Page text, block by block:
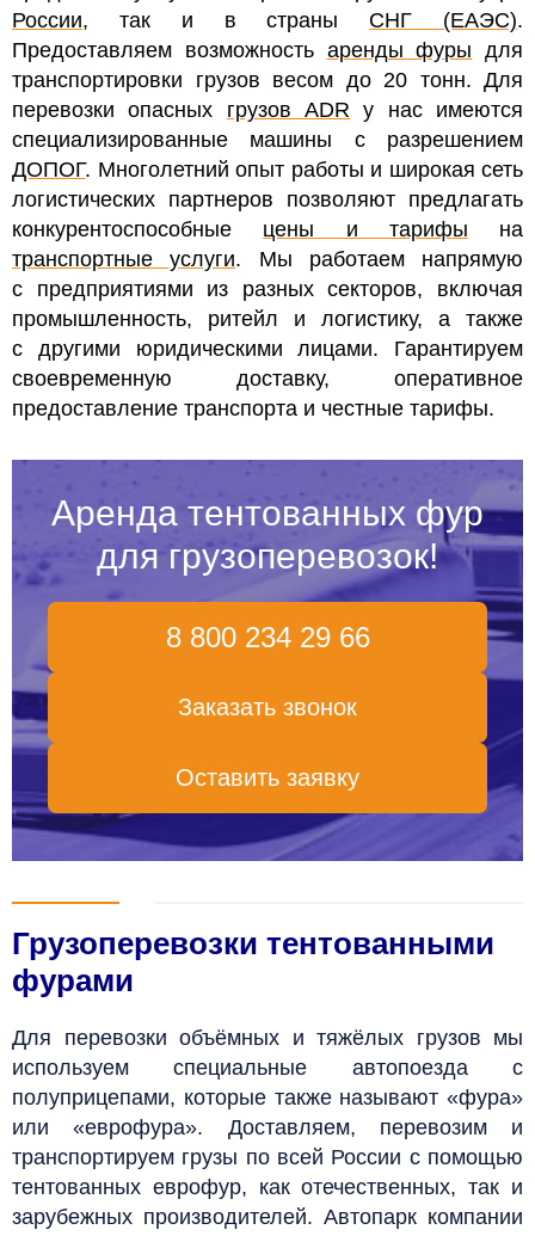
России, так и в страны СНГ (ЕАЭС).
Предоставляем возможность аренды фуры для
транспортировки грузов весом до 20 тонн. Для
перевозки опасных грузов ADR у нас имеются
специализированные машины с разрешением
ДОПОГ. Многолетний опыт работы и широкая сеть
логистических партнеров позволяют предлагать
конкурентоспособные цены и тарифы на
транспортные услуги. Мы работаем напрямую
с предприятиями из разных секторов, включая
промышленность, ритейл и логистику, а также
с другими юридическими лицами. Гарантируем
своевременную доставку, оперативное
предоставление транспорта и честные тарифы.
Аренда тентованных фур
для грузоперевозок!
8 800 234 29 66
Заказать звонок
Оставить заявку
Грузоперевозки тентованными
фурами
Для перевозки объёмных и тяжёлых грузов мы
используем специальные автопоезда с
полуприцепами, которые также называют «фура»
или «еврофура». Доставляем, перевозим и
транспортируем грузы по всей России с помощью
тентованных еврофур, как отечественных, так и
зарубежных производителей. Автопарк компании